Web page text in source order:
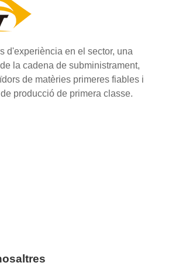
d'experiència en el sector, una
la cadena de subministrament,
de matèries primeres fiables i
producció de primera classe.